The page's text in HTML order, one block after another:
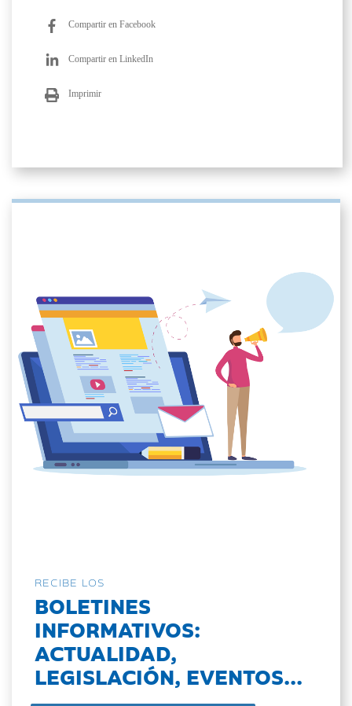
Compartir en Facebook
Compartir en LinkedIn
Imprimir
RECIBE LOS
BOLETINES
INFORMATIVOS:
ACTUALIDAD,
LEGISLACIÓN, EVENTOS...